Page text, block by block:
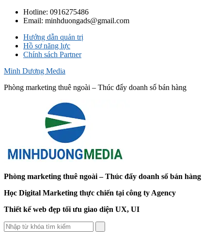
Hotline: 0916275486
Email: minhduongads@gmail.com
Hướng dẫn quản trị
Hồ sơ năng lực
Chính sách Partner
Minh Dương Media
Phòng marketing thuê ngoài – Thúc đẩy doanh số bán hàng
Phòng marketing thuê ngoài – Thúc đẩy doanh số bán hàng
Học Digital Marketing thực chiến tại công ty Agency
Thiết kế web đẹp tối ưu giao diện UX, UI